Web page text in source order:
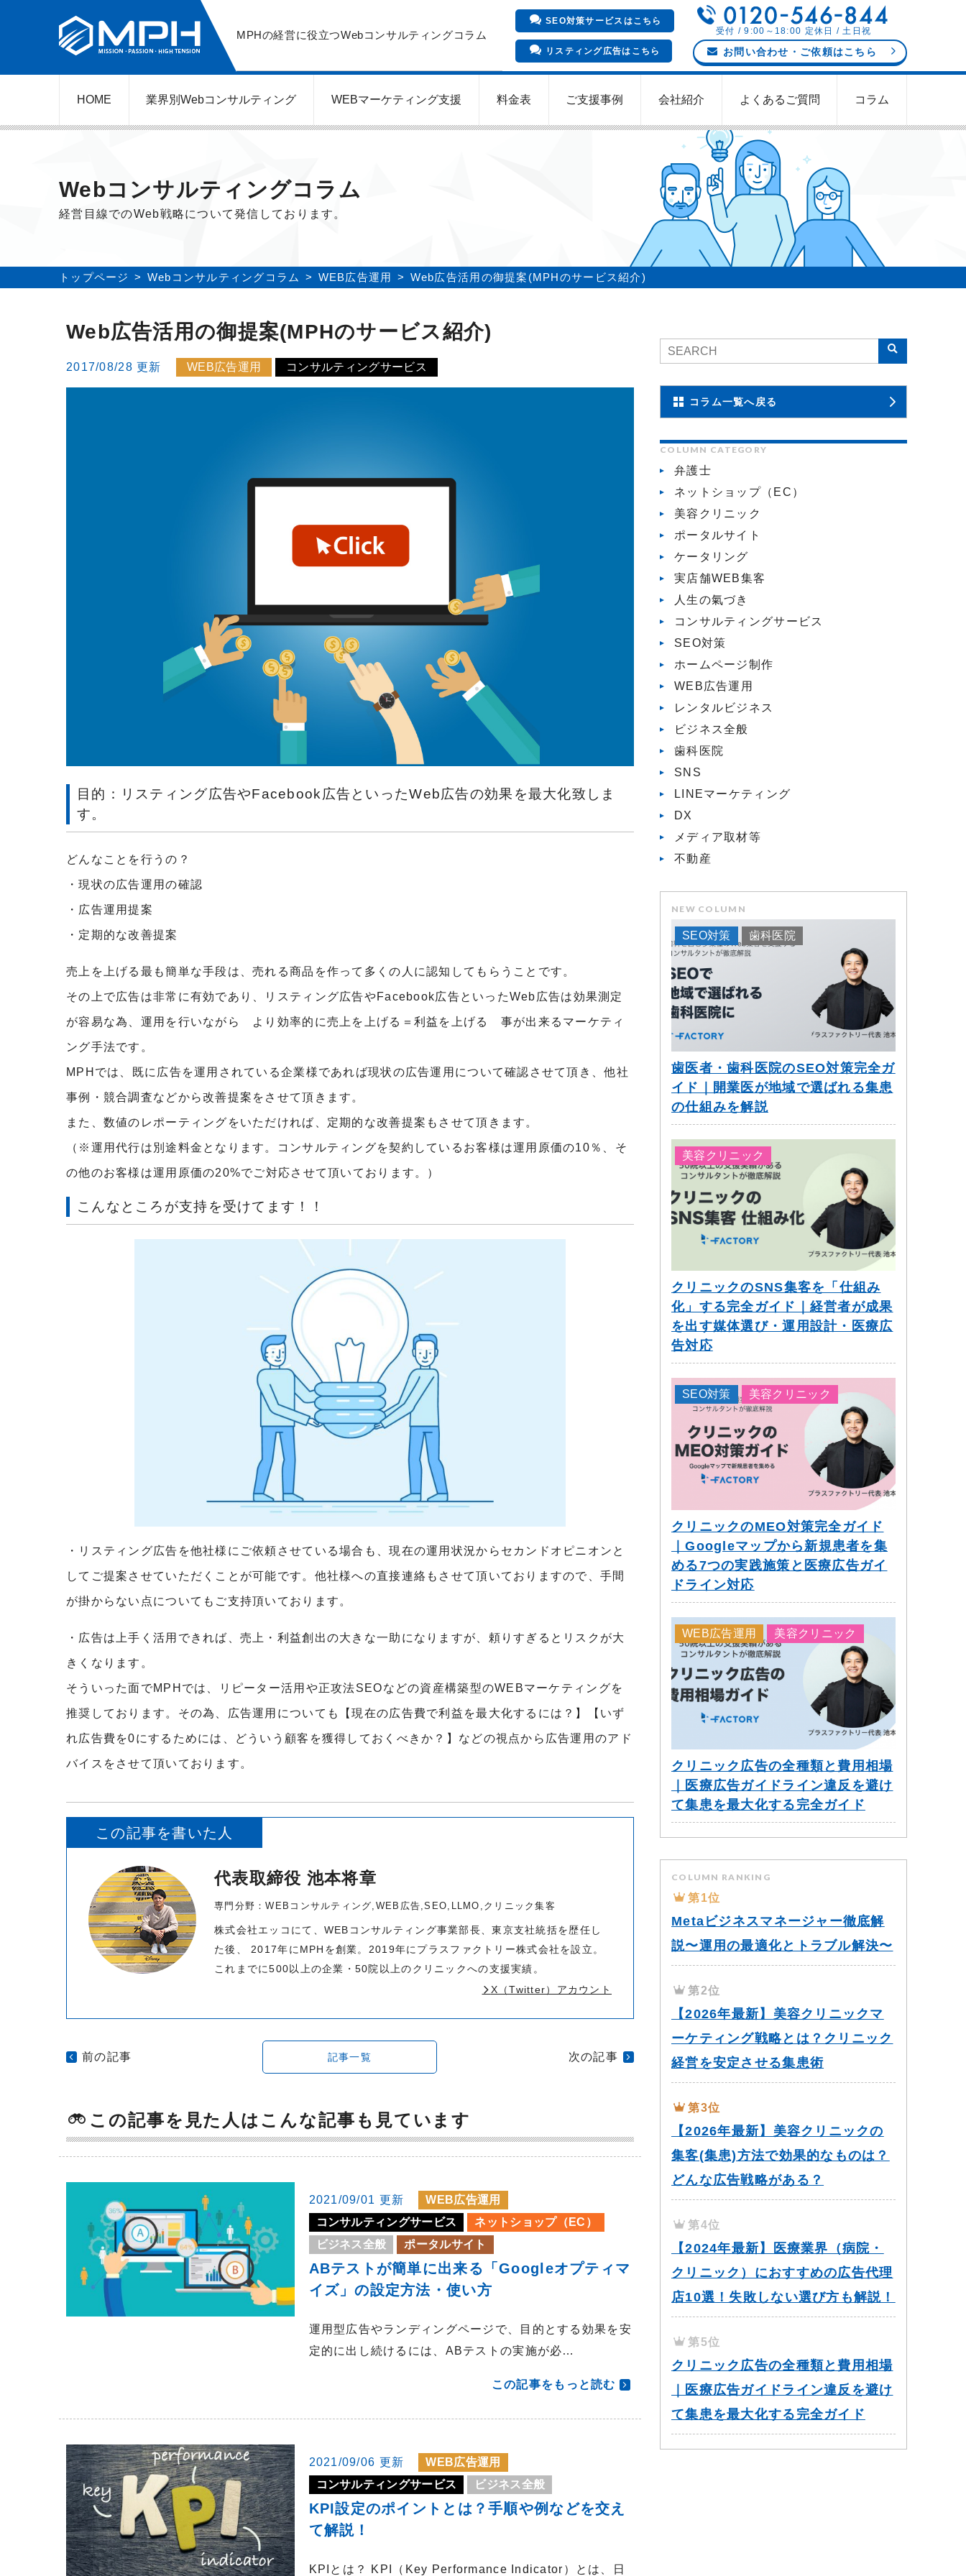
MPHの経営に役立つWebコンサルティングコラム
SEO対策サービスはこちら
リスティング広告はこちら
受付 / 9:00～18:00 定休日 / 土日祝
お問い合わせ ・ご依頼はこちら
HOME 業界別Webコンサルティング WEBマーケティング支援 料金表 ご支援事例 会社紹介 よくあるご質問 コラム
Webコンサルティングコラム
経営目線でのWeb戦略について発信しております。
トップページ Webコンサルティングコラム WEB広告運用 Web広告活用の御提案(MPHのサービス紹介)
Web広告活用の御提案(MPHのサービス紹介)
2017/08/28 更新 WEB広告運用 コンサルティングサービス
目的：リスティング広告やFacebook広告といったWeb広告の効果を最大化致しま
す。
どんなことを行うの？
・現状の広告運用の確認
・広告運用提案
・定期的な改善提案
売上を上げる最も簡単な手段は、売れる商品を作って多くの人に認知してもらうことです。
その上で広告は非常に有効であり、リスティング広告やFacebook広告といったWeb広告は効果測定
が容易な為、運用を行いながら より効率的に売上を上げる＝利益を上げる 事が出来るマーケティ
ング手法です。
MPHでは、既に広告を運用されている企業様であれば現状の広告運用について確認させて頂き、他社
事例・競合調査などから改善提案をさせて頂きます。
また、数値のレポーティングをいただければ、定期的な改善提案もさせて頂きます。
（※運用代行は別途料金となります。コンサルティングを契約しているお客様は運用原価の10％、そ
の他のお客様は運用原価の20%でご対応させて頂いております。）
こんなところが支持を受けてます！！
・リスティング広告を他社様にご依頼させている場合も、現在の運用状況からセカンドオピニオンと
してご提案させていただくことが可能です。他社様への直接連絡もさせて頂いておりますので、手間
が掛からない点についてもご支持頂いております。
・広告は上手く活用できれば、売上・利益創出の大きな一助になりますが、頼りすぎるとリスクが大
きくなります。
そういった面でMPHでは、リピーター活用や正攻法SEOなどの資産構築型のWEBマーケティングを
推奨しております。その為、広告運用についても【現在の広告費で利益を最大化するには？】【いず
れ広告費を0にするためには、どういう顧客を獲得しておくべきか？】などの視点から広告運用のアド
バイスをさせて頂いております。
この記事を書いた人
代表取締役 池本将章
専門分野：WEBコンサルティング,WEB広告,SEO,LLMO,クリニック集客
株式会社エッコにて、WEBコンサルティング事業部長、東京支社統括を歴任し
た後、 2017年にMPHを創業。2019年にプラスファクトリー株式会社を設立。
これまでに500以上の企業・50院以上のクリニックへの支援実績。
X（Twitter）アカウント
前の記事 記事一覧 次の記事
この記事を見た人はこんな記事も見ています
2021/09/01 更新
WEB広告運用
コンサルティングサービス
ネットショップ（EC）
ビジネス全般
ポータルサイト
ABテストが簡単に出来る「Googleオプティマ
イズ」の設定方法・使い方
運用型広告やランディングページで、目的とする効果を安
定的に出し続けるには、ABテストの実施が必…
この記事をもっと読む
2021/09/06 更新
WEB広告運用
コンサルティングサービス
ビジネス全般
KPI設定のポイントとは？手順や例などを交え
て解説！
KPIとは？ KPI（Key Performance Indicator）とは、日
コラム一覧へ戻る
COLUMN CATEGORY
弁護士
ネットショップ（EC）
美容クリニック
ポータルサイト
ケータリング
実店舗WEB集客
人生の氣づき
コンサルティングサービス
SEO対策
ホームページ制作
WEB広告運用
レンタルビジネス
ビジネス全般
歯科医院
SNS
LINEマーケティング
DX
メディア取材等
不動産
NEW COLUMN
SEO対策 歯科医院
歯医者・歯科医院のSEO対策完全ガ
イド｜開業医が地域で選ばれる集患
の仕組みを解説
美容クリニック
クリニックのSNS集客を「仕組み
化」する完全ガイド｜経営者が成果
を出す媒体選び・運用設計・医療広
告対応
SEO対策 美容クリニック
クリニックのMEO対策完全ガイド
｜Googleマップから新規患者を集
める7つの実践施策と医療広告ガイ
ドライン対応
WEB広告運用 美容クリニック
クリニック広告の全種類と費用相場
｜医療広告ガイドライン違反を避け
て集患を最大化する完全ガイド
COLUMN RANKING
第1位
Metaビジネスマネージャー徹底解
説〜運用の最適化とトラブル解決〜
第2位
【2026年最新】美容クリニックマ
ーケティング戦略とは？クリニック
経営を安定させる集患術
第3位
【2026年最新】美容クリニックの
集客(集患)方法で効果的なものは？
どんな広告戦略がある？
第4位
【2024年最新】医療業界（病院・
クリニック）におすすめの広告代理
店10選！失敗しない選び方も解説！
第5位
クリニック広告の全種類と費用相場
｜医療広告ガイドライン違反を避け
て集患を最大化する完全ガイド